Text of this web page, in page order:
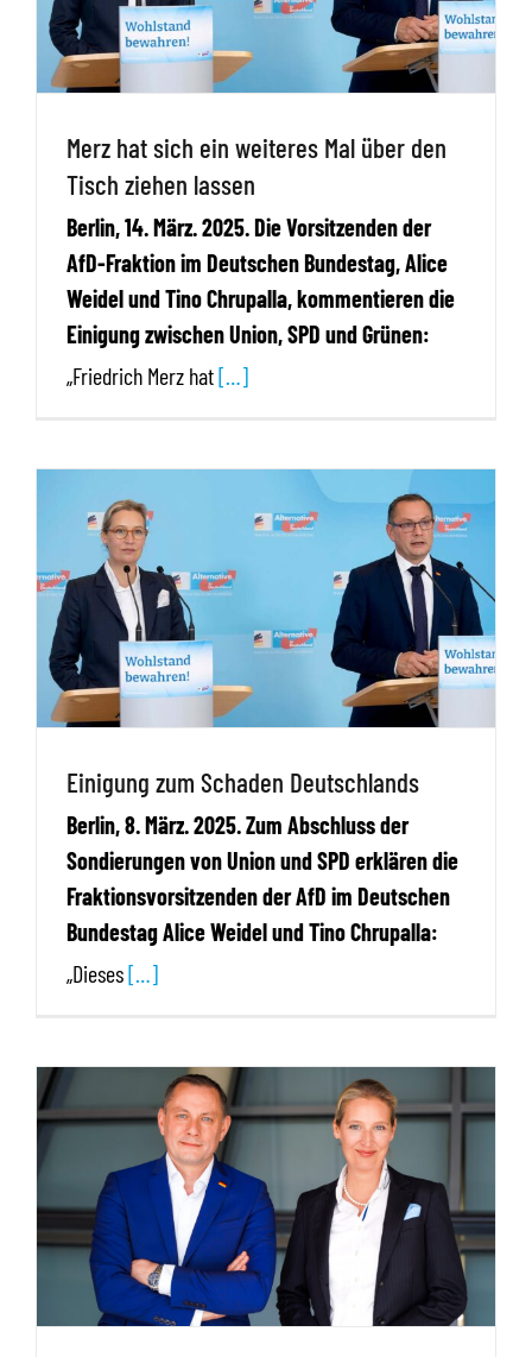
Merz hat sich ein weiteres Mal über den
Tisch ziehen lassen
Berlin, 14. März. 2025. Die Vorsitzenden der
AfD-Fraktion im Deutschen Bundestag, Alice
Weidel und Tino Chrupalla, kommentieren die
Einigung zwischen Union, SPD und Grünen:
„Friedrich Merz hat[…]
Einigung zum Schaden Deutschlands
Berlin, 8. März. 2025.Zum Abschluss der
Sondierungen von Union und SPD erklären die
Fraktionsvorsitzenden der AfD im Deutschen
Bundestag Alice Weidel und Tino Chrupalla:
„Dieses[…]